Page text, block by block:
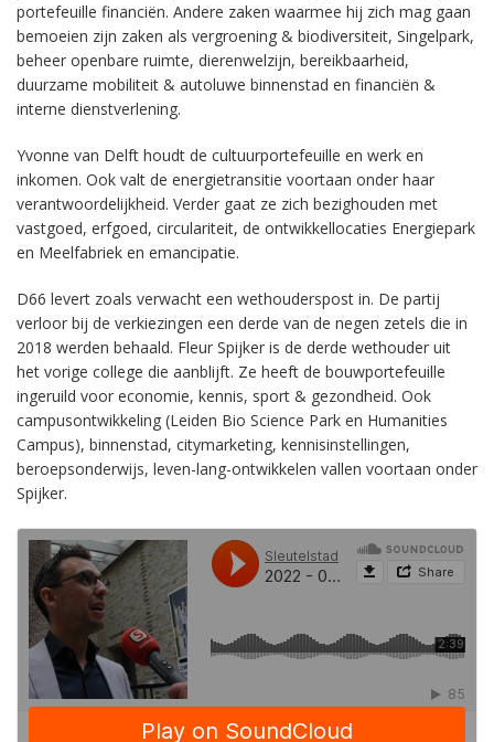
portefeuille financiën. Andere zaken waarmee hij zich mag gaan
bemoeien zijn zaken als vergroening & biodiversiteit, Singelpark,
beheer openbare ruimte, dierenwelzijn, bereikbaarheid,
duurzame mobiliteit & autoluwe binnenstad en financiën &
interne dienstverlening.
Yvonne van Delft houdt de cultuurportefeuille en werk en
inkomen. Ook valt de energietransitie voortaan onder haar
verantwoordelijkheid. Verder gaat ze zich bezighouden met
vastgoed, erfgoed, circulariteit, de ontwikkellocaties Energiepark
en Meelfabriek en emancipatie.
D66 levert zoals verwacht een wethouderspost in. De partij
verloor bij de verkiezingen een derde van de negen zetels die in
2018 werden behaald. Fleur Spijker is de derde wethouder uit
het vorige college die aanblijft. Ze heeft de bouwportefeuille
ingeruild voor economie, kennis, sport & gezondheid. Ook
campusontwikkeling (Leiden Bio Science Park en Humanities
Campus), binnenstad, citymarketing, kennisinstellingen,
beroepsonderwijs, leven-lang-ontwikkelen vallen voortaan onder
Spijker.